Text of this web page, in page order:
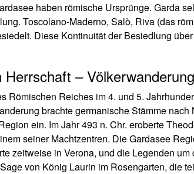
haben römische Ursprünge. Garda
Toscolano-Maderno, Salò, Riva (das
Diese Kontinuität der Besiedlung
–
Römischen Reiches im 4. und 5.
brachte germanische Stämme
ein. Im Jahr 493 n. Chr. eroberte
seiner Machtzentren. Die Gardasee
zeitweise in Verona, und die Legenden
von König Laurin im Rosengarten, die